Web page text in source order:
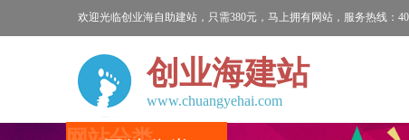
欢迎光临创业海自助建站，只需380元，马上拥有网站，服务热线：
创业海建站
www.chuangyehai.com